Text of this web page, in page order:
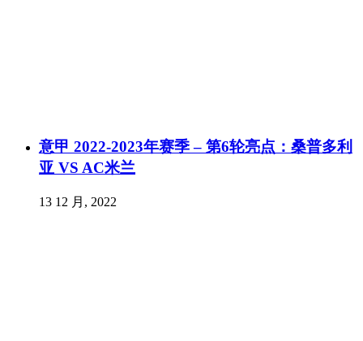
意甲 2022-2023年赛季 – 第6轮亮点：桑普多利
亚 VS AC米兰
13 12 月, 2022